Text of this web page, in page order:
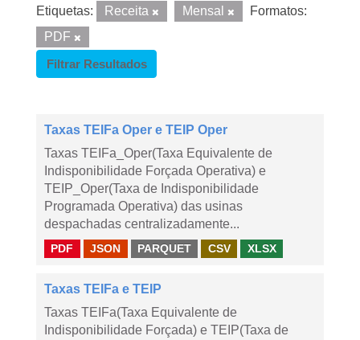
Etiquetas: Receita Mensal
Formatos:
PDF
Filtrar Resultados
Taxas TEIFa Oper e TEIP Oper
Taxas TEIFa_Oper(Taxa Equivalente de
Indisponibilidade Forçada Operativa) e
TEIP_Oper(Taxa de Indisponibilidade
Programada Operativa) das usinas
despachadas centralizadamente...
PDF JSON PARQUET CSV XLSX
Taxas TEIFa e TEIP
Taxas TEIFa(Taxa Equivalente de
Indisponibilidade Forçada) e TEIP(Taxa de